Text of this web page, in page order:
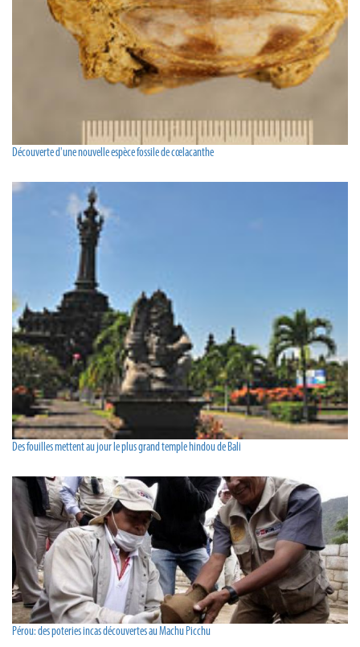
Découverte d'une nouvelle espèce fossile de cœlacanthe
Des fouilles mettent au jour le plus grand temple hindou de Bali
Pérou: des poteries incas découvertes au Machu Picchu